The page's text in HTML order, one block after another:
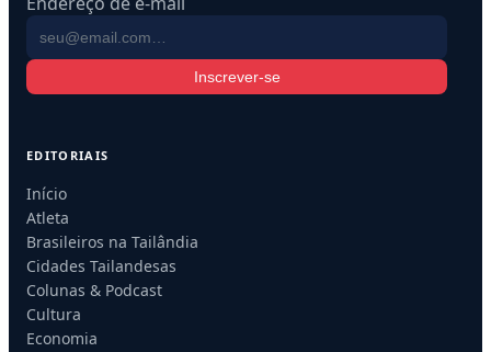
Inscrever-se
EDITORIAIS
Início
Atleta
Brasileiros na Tailândia
Cidades Tailandesas
Colunas & Podcast
Cultura
Economia